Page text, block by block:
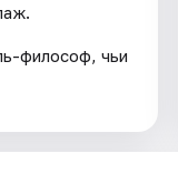
философ, чьи